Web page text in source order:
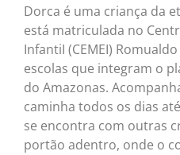
Dorca é uma criança da
está matriculada no
InfantiI (CEMEI)
escolas que integram o
do Amazonas.
caminha todos os dias
se encontra com outras
portão adentro, onde o